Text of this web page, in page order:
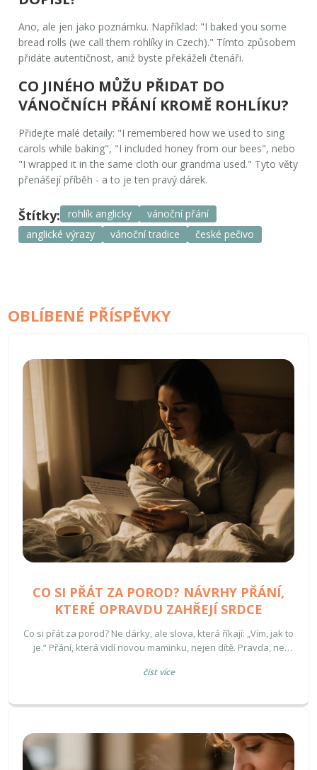
Ano, ale jen jako poznámku. Například: "I baked you some
bread rolls (we call them rohlíky in Czech)." Tímto způsobem
přidáte autentičnost, aniž byste překáželi čtenáři.
CO JINÉHO MŮŽU PŘIDAT DO
VÁNOČNÍCH PŘÁNÍ KROMĚ ROHLÍKU?
Přidejte malé detaily: "I remembered how we used to sing
carols while baking", "I included honey from our bees", nebo
"I wrapped it in the same cloth our grandma used." Tyto věty
přenášejí příběh - a to je ten pravý dárek.
Štítky: rohlík anglicky
vánoční přání
anglické výrazy
vánoční tradice české pečivo
OBLÍBENÉ PŘÍSPĚVKY
CO SI PŘÁT ZA POROD? NÁVRHY PŘÁNÍ,
KTERÉ OPRAVDU ZAHŘEJÍ SRDCE
Co si přát za porod? Ne dárky, ale slova, která říkají: „Vím, jak to
je.“ Přání, která vidí novou maminku, nejen dítě. Pravda, ne
číst více